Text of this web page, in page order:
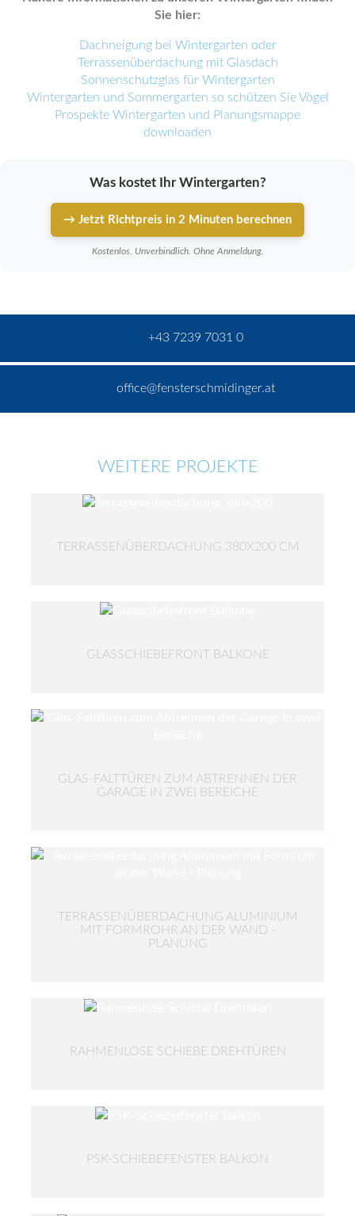
Sie hier:
Dachneigung bei Wintergarten oder
Terrassenüberdachung mit Glasdach
Sonnenschutzglas für Wintergarten
Wintergarten und Sommergarten so schützen Sie Vögel
Prospekte Wintergarten und Planungsmappe
downloaden
Was kostet Ihr Wintergarten?
→ Jetzt Richtpreis in 2 Minuten berechnen
Kostenlos. Unverbindlich. Ohne Anmeldung.
+43 7239 7031 0
office@fensterschmidinger.at
WEITERE PROJEKTE
TERRASSENÜBERDACHUNG 380X200 CM
GLASSCHIEBEFRONT BALKONE
GLAS-FALTTÜREN ZUM ABTRENNEN DER
GARAGE IN ZWEI BEREICHE
TERRASSENÜBERDACHUNG ALUMINIUM
MIT FORMROHR AN DER WAND -
PLANUNG
RAHMENLOSE SCHIEBE DREHTÜREN
PSK-SCHIEBEFENSTER BALKON